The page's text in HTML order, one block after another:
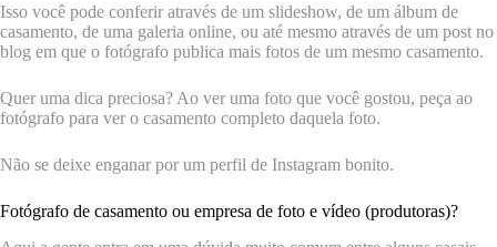
Isso você pode conferir através de um slideshow, de um álbum de
casamento, de uma galeria online, ou até mesmo através de um post no
blog em que o fotógrafo publica mais fotos de um mesmo casamento.
Quer uma dica preciosa? Ao ver uma foto que você gostou, peça ao
fotógrafo para ver o casamento completo daquela foto.
Não se deixe enganar por um perfil de Instagram bonito.
Fotógrafo de casamento ou empresa de foto e vídeo (produtoras)?